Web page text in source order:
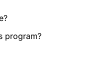
program?